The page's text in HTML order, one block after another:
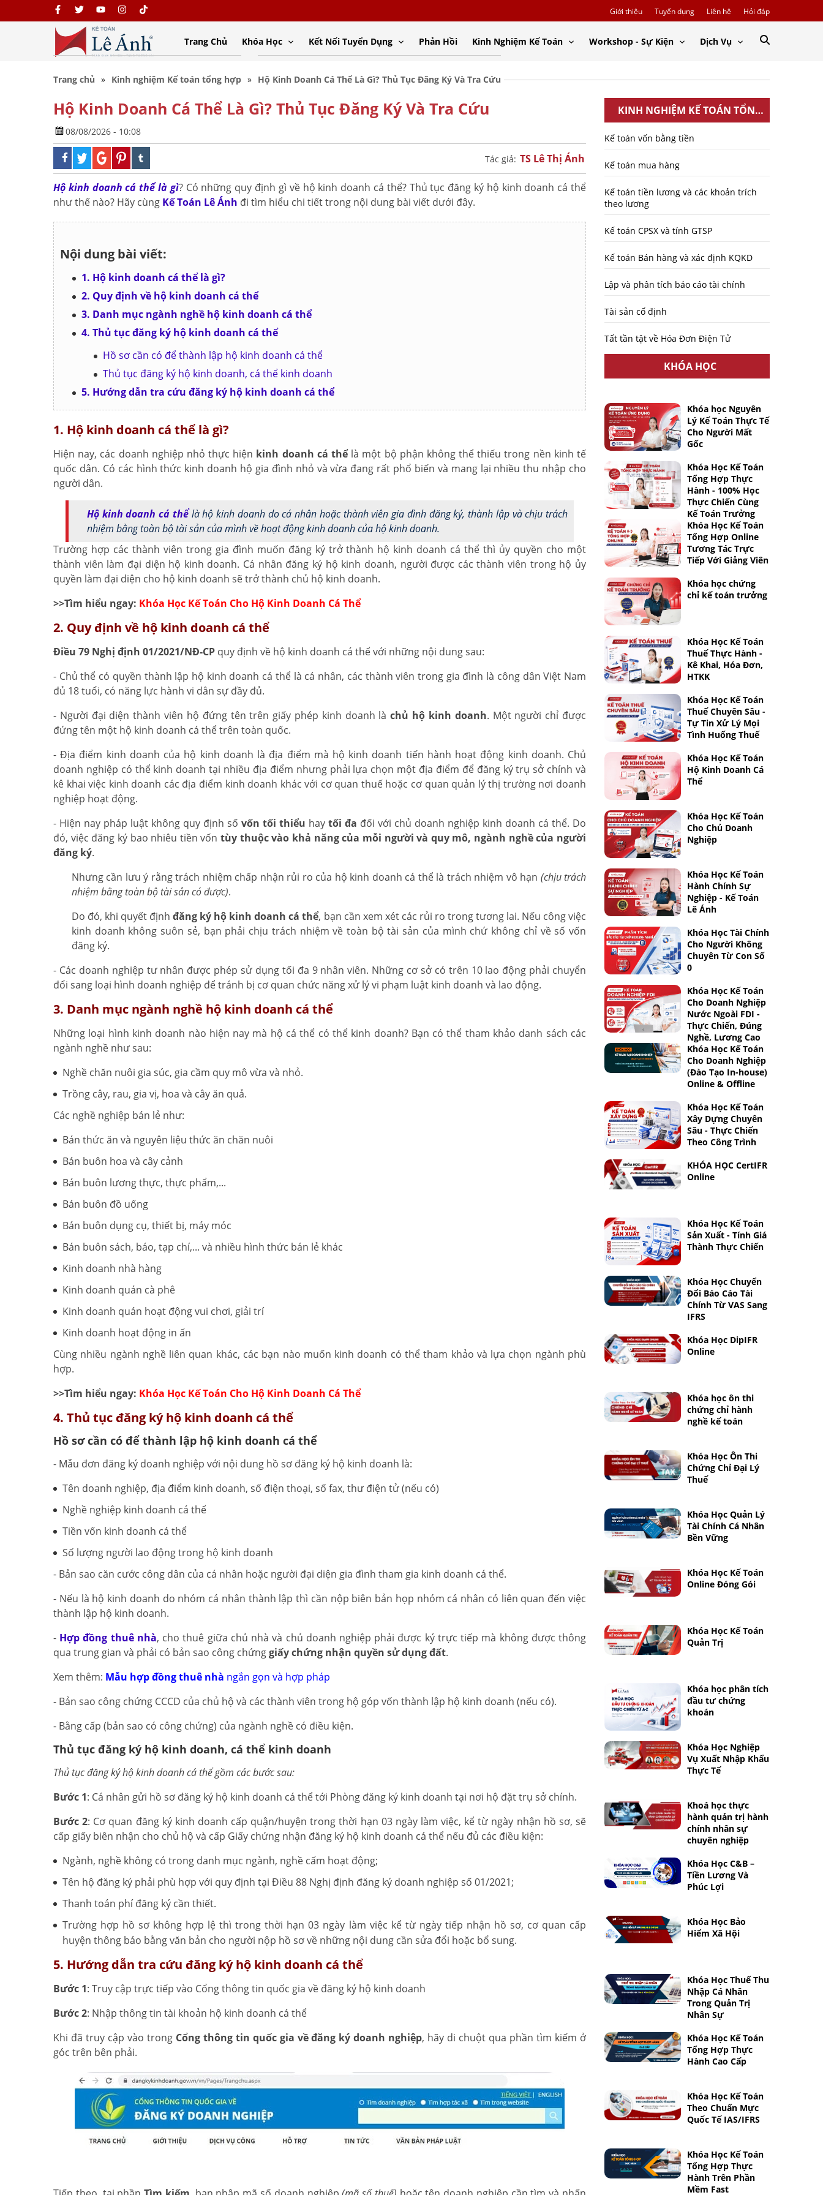
Giới thiệu Tuyển dụng Liên hệ Hỏi đáp
Trang Chủ Khóa Học Kết Nối Tuyển Dụng Phản Hồi Kinh Nghiệm Kế Toán Workshop - Sự Kiện Dịch Vụ
Trang chủ Kinh nghiệm Kế toán tổng hợp Hộ Kinh Doanh Cá Thể Là Gì? Thủ Tục Đăng Ký Và Tra Cứu
Hộ Kinh Doanh Cá Thể Là Gì? Thủ Tục Đăng Ký Và Tra Cứu
08/08/2026 - 10:08
Tác giả: TS Lê Thị Ánh
Hộ kinh doanh cá thể là gì? Có những quy định gì về hộ kinh doanh cá thể? Thủ tục đăng ký hộ kinh doanh cá thể
như thế nào? Hãy cùng Kế Toán Lê Ánh đi tìm hiểu chi tiết trong nội dung bài viết dưới đây.
Nội dung bài viết:
1. Hộ kinh doanh cá thể là gì?
2. Quy định về hộ kinh doanh cá thể
3. Danh mục ngành nghề hộ kinh doanh cá thể
4. Thủ tục đăng ký hộ kinh doanh cá thể
Hồ sơ cần có để thành lập hộ kinh doanh cá thể
Thủ tục đăng ký hộ kinh doanh, cá thể kinh doanh
5. Hướng dẫn tra cứu đăng ký hộ kinh doanh cá thể
1. Hộ kinh doanh cá thể là gì?
Hiện nay, các doanh nghiệp nhỏ thực hiện kinh doanh cá thểlà một bộ phận không thể thiếu trong nền kinh tế
quốc dân. Có các hình thức kinh doanh hộ gia đình nhỏ và vừa đang rất phổ biến và mang lại nhiều thu nhập cho
người dân.
Hộ kinh doanh cá thểlà hộ kinh doanh do cá nhân hoặc thành viên gia đình đăng ký, thành lập và chịu trách
nhiệm bằng toàn bộ tài sản của mình về hoạt động kinh doanh của hộ kinh doanh.
Trường hợp các thành viên trong gia đình muốn đăng ký trở thành hộ kinh doanh cá thể thì ủy quyền cho một
thành viên làm đại diện hộ kinh doanh. Cá nhân đăng ký hộ kinh doanh, người được các thành viên trong hộ ủy
quyền làm đại diện cho hộ kinh doanh sẽ trở thành chủ hộ kinh doanh.
>>Tìm hiểu ngay: Khóa Học Kế Toán Cho Hộ Kinh Doanh Cá Thể
2. Quy định về hộ kinh doanh cá thể
Điều 79 Nghị định 01/2021/NĐ-CP quy định về hộ kinh doanh cá thể với những nội dung sau:
- Chủ thể có quyền thành lập hộ kinh doanh cá thể là cá nhân, các thành viên trong gia đình là công dân Việt Nam
đủ 18 tuổi, có năng lực hành vi dân sự đầy đủ.
- Người đại diện thành viên hộ đứng tên trên giấy phép kinh doanh làchủ hộ kinh doanh. Một người chỉ được
đứng tên một hộ kinh doanh cá thể trên toàn quốc.
- Địa điểm kinh doanh của hộ kinh doanh là địa điểm mà hộ kinh doanh tiến hành hoạt động kinh doanh. Chủ
doanh nghiệp có thể kinh doanh tại nhiều địa điểm nhưng phải lựa chọn một địa điểm để đăng ký trụ sở chính và
kê khai việc kinh doanh các địa điểm kinh doanh khác với cơ quan thuế hoặc cơ quan quản lý thị trường nơi doanh
nghiệp hoạt động.
- Hiện nay pháp luật không quy định số vốn tối thiểu hay tối đa đối với chủ doanh nghiệp kinh doanh cá thể. Do
đó, việc đăng ký bao nhiêu tiền vốntùy thuộc vào khả năng của mỗi người và quy mô, ngành nghề của người
đăng ký.
Nhưng cần lưu ý rằng trách nhiệm chấp nhận rủi ro của hộ kinh doanh cá thể là trách nhiệm vô hạn (chịu trách
nhiệm bằng toàn bộ tài sản có được).
Do đó, khi quyết địnhđăng ký hộ kinh doanh cá thể, bạn cần xem xét các rủi ro trong tương lai. Nếu công việc
kinh doanh không suôn sẻ, bạn phải chịu trách nhiệm về toàn bộ tài sản của mình chứ không chỉ về số vốn
đăng ký.
- Các doanh nghiệp tư nhân được phép sử dụng tối đa 9 nhân viên. Những cơ sở có trên 10 lao động phải chuyển
đổi sang loại hình doanh nghiệp để tránh bị cơ quan chức năng xử lý vi phạm luật kinh doanh và lao động.
3. Danh mục ngành nghề hộ kinh doanh cá thể
Những loại hình kinh doanh nào hiện nay mà hộ cá thể có thể kinh doanh? Bạn có thể tham khảo danh sách các
ngành nghề như sau:
Nghề chăn nuôi gia súc, gia cầm quy mô vừa và nhỏ.
Trồng cây, rau, gia vị, hoa và cây ăn quả.
Các nghề nghiệp bán lẻ như:
Bán thức ăn và nguyên liệu thức ăn chăn nuôi
Bán buôn hoa và cây cảnh
Bán buôn lương thực, thực phẩm,...
Bán buôn đồ uống
Bán buôn dụng cụ, thiết bị, máy móc
Bán buôn sách, báo, tạp chí,... và nhiều hình thức bán lẻ khác
Kinh doanh nhà hàng
Kinh doanh quán cà phê
Kinh doanh quán hoạt động vui chơi, giải trí
Kinh doanh hoạt động in ấn
Cùng nhiều ngành nghề liên quan khác, các bạn nào muốn kinh doanh có thể tham khảo và lựa chọn ngành phù
hợp.
>>Tìm hiểu ngay: Khóa Học Kế Toán Cho Hộ Kinh Doanh Cá Thể
4. Thủ tục đăng ký hộ kinh doanh cá thể
Hồ sơ cần có để thành lập hộ kinh doanh cá thể
- Mẫu đơn đăng ký doanh nghiệp với nội dung hồ sơ đăng ký hộ kinh doanh là:
Tên doanh nghiệp, địa điểm kinh doanh, số điện thoại, số fax, thư điện tử (nếu có)
Nghề nghiệp kinh doanh cá thể
Tiền vốn kinh doanh cá thể
Số lượng người lao động trong hộ kinh doanh
- Bản sao căn cước công dân của cá nhân hoặc người đại diện gia đình tham gia kinh doanh cá thể.
- Nếu là hộ kinh doanh do nhóm cá nhân thành lập thì cần nộp biên bản họp nhóm cá nhân có liên quan đến việc
thành lập hộ kinh doanh.
- Hợp đồng thuê nhà, cho thuê giữa chủ nhà và chủ doanh nghiệp phải được ký trực tiếp mà không được thông
qua trung gian và phải có bản sao công chứnggiấy chứng nhận quyền sử dụng đất.
Xem thêm: Mẫu hợp đồng thuê nhà ngắn gọn và hợp pháp
- Bản sao công chứng CCCD của chủ hộ và các thành viên trong hộ góp vốn thành lập hộ kinh doanh (nếu có).
- Bằng cấp (bản sao có công chứng) của ngành nghề có điều kiện.
Thủ tục đăng ký hộ kinh doanh, cá thể kinh doanh
Thủ tục đăng ký hộ kinh doanh cá thể gồm các bước sau:
Bước 1: Cá nhân gửi hồ sơ đăng ký hộ kinh doanh cá thể tới Phòng đăng ký kinh doanh tại nơi hộ đặt trụ sở chính.
Bước 2: Cơ quan đăng ký kinh doanh cấp quận/huyện trong thời hạn 03 ngày làm việc, kể từ ngày nhận hồ sơ, sẽ
cấp giấy biên nhận cho chủ hộ và cấp Giấy chứng nhận đăng ký hộ kinh doanh cá thể nếu đủ các điều kiện:
Ngành, nghề không có trong danh mục ngành, nghề cấm hoạt động;
Tên hộ đăng ký phải phù hợp với quy định tại Điều 88 Nghị định đăng ký doanh nghiệp số 01/2021;
Thanh toán phí đăng ký cần thiết.
Trường hợp hồ sơ không hợp lệ thì trong thời hạn 03 ngày làm việc kể từ ngày tiếp nhận hồ sơ, cơ quan cấp
huyện thông báo bằng văn bản cho người nộp hồ sơ về những nội dung cần sửa đổi hoặc bổ sung.
5. Hướng dẫn tra cứu đăng ký hộ kinh doanh cá thể
Bước 1: Truy cập trực tiếp vào Cổng thông tin quốc gia về đăng ký hộ kinh doanh
Bước 2: Nhập thông tin tài khoản hộ kinh doanh cá thể
Khi đã truy cập vào trong Cổng thông tin quốc gia về đăng ký doanh nghiệp, hãy di chuột qua phần tìm kiếm ở
góc trên bên phải.
KINH NGHIỆM KẾ TOÁN TỔNG
HỢP
Kế toán vốn bằng tiền
Kế toán mua hàng
Kế toán tiền lương và các khoản trích
theo lương
Kế toán CPSX và tính GTSP
Kế toán Bán hàng và xác định KQKD
Lập và phân tích báo cáo tài chính
Tài sản cố định
Tất tần tật về Hóa Đơn Điện Tử
KHÓA HỌC
Khóa học Nguyên
Lý Kế Toán Thực Tế
Cho Người Mất
Gốc
Khóa Học Kế Toán
Tổng Hợp Thực
Hành - 100% Học
Thực Chiến Cùng
Kế Toán Trưởng
Khóa Học Kế Toán
Tổng Hợp Online
Tương Tác Trực
Tiếp Với Giảng Viên
Khóa học chứng
chỉ kế toán trưởng
Khóa Học Kế Toán
Thuế Thực Hành -
Kê Khai, Hóa Đơn,
HTKK
Khóa Học Kế Toán
Thuế Chuyên Sâu -
Tự Tin Xử Lý Mọi
Tình Huống Thuế
Khóa Học Kế Toán
Hộ Kinh Doanh Cá
Thể
Khóa Học Kế Toán
Cho Chủ Doanh
Nghiệp
Khóa Học Kế Toán
Hành Chính Sự
Nghiệp - Kế Toán
Lê Ánh
Khóa Học Tài Chính
Cho Người Không
Chuyên Từ Con Số
0
Khóa Học Kế Toán
Cho Doanh Nghiệp
Nước Ngoài FDI -
Thực Chiến, Đúng
Nghề, Lương Cao
Khóa Học Kế Toán
Cho Doanh Nghiệp
(Đào Tạo In-house)
Online & Offline
Khóa Học Kế Toán
Xây Dựng Chuyên
Sâu - Thực Chiến
Theo Công Trình
KHÓA HỌC CertIFR
Online
Khóa Học Kế Toán
Sản Xuất - Tính Giá
Thành Thực Chiến
Khóa Học Chuyển
Đổi Báo Cáo Tài
Chính Từ VAS Sang
IFRS
Khóa Học DipIFR
Online
Khóa học ôn thi
chứng chỉ hành
nghề kế toán
Khóa Học Ôn Thi
Chứng Chỉ Đại Lý
Thuế
Khóa Học Quản Lý
Tài Chính Cá Nhân
Bền Vững
Khóa Học Kế Toán
Online Đóng Gói
Khóa Học Kế Toán
Quản Trị
Khóa học phân tích
đầu tư chứng
khoán
Khóa Học Nghiệp
Vụ Xuất Nhập Khẩu
Thực Tế
Khoá học thực
hành quản trị hành
chính nhân sự
chuyên nghiệp
Khóa Học C&B –
Tiền Lương Và
Phúc Lợi
Khóa Học Bảo
Hiểm Xã Hội
Khóa Học Thuế Thu
Nhập Cá Nhân
Trong Quản Trị
Nhân Sự
Khóa Học Kế Toán
Tổng Hợp Thực
Hành Cao Cấp
Khóa Học Kế Toán
Theo Chuẩn Mực
Quốc Tế IAS/IFRS
Khóa Học Kế Toán
Tổng Hợp Thực
Hành Trên Phần
Mềm Fast